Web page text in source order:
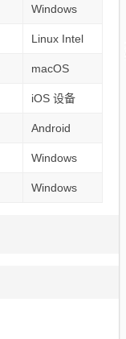
Windows
Linux Intel
macOS
iOS 设备
Android
Windows
Windows